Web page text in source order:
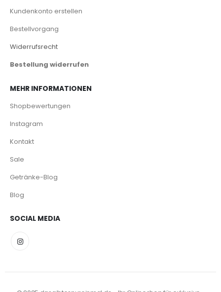
Kundenkonto erstellen
Bestellvorgang
Widerrufsrecht
Bestellung widerrufen
MEHR INFORMATIONEN
Shopbewertungen
Instagram
Kontakt
Sale
Getränke-Blog
Blog
SOCIAL MEDIA